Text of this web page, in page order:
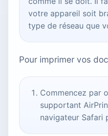
votre appareil soit
type de réseau que
Pour imprimer vos
Commencez par
supportant
navigateur Safari